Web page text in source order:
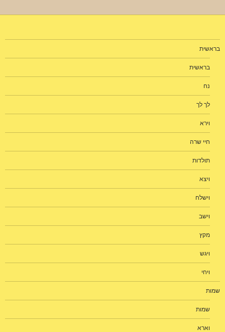
בראשית
בראשית
נח
לך לך
וירא
חיי שרה
תולדות
ויצא
וישלח
וישב
מקץ
ויגש
ויחי
שמות
שמות
וארא